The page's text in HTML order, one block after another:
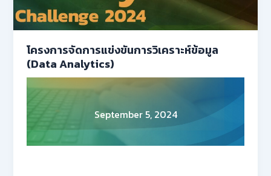
โครงการจัดการแข่งขันการวิเคราะห์ข้อมูล
(Data Analytics)
September 5, 2024